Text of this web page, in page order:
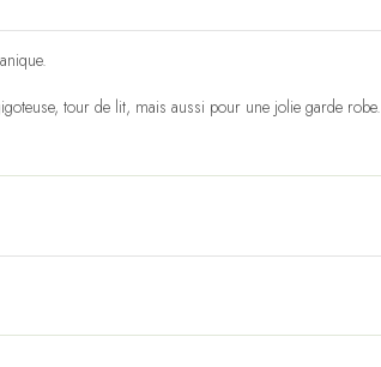
tour de lit, mais aussi pour une jolie garde robe.